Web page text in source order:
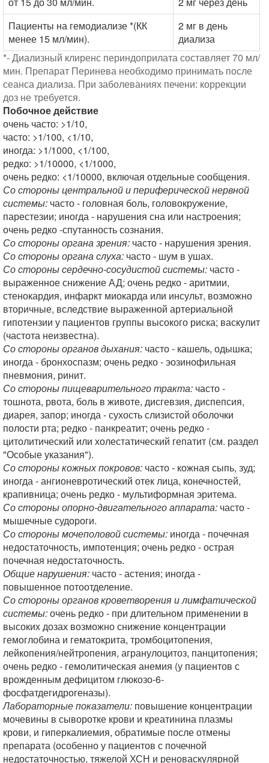
Пациенты на гемодиализе *(КК
менее 15 мл/мин).
2 мг в день
диализа
*- Диализный клиренс периндоприлата составляет 70 мл/
мин. Препарат Перинева необходимо принимать после
сеанса диализа. При заболеваниях печени: коррекции
доз не требуется.
Побочное действие
очень часто: >1/10,
часто: >1/100, <1/10,
иногда: >1/1000, <1/100,
редко: >1/10000, <1/1000,
очень редко: <1/10000, включая отдельные сообщения.
Со стороны центральной и периферической нервной
системы: часто - головная боль, головокружение,
парестезии; иногда - нарушения сна или настроения;
очень редко -спутанность сознания.
Со стороны органа зрения: часто - нарушения зрения.
Со стороны органа слуха: часто - шум в ушах.
Со стороны сердечно-сосудистой системы: часто -
выраженное снижение АД; очень редко - аритмии,
стенокардия, инфаркт миокарда или инсульт, возможно
вторичные, вследствие выраженной артериальной
гипотензии у пациентов группы высокого риска; васкулит
(частота неизвестна).
Со стороны органов дыхания: часто - кашель, одышка;
иногда - бронхоспазм; очень редко - эозинофильная
пневмония, ринит.
Со стороны пищеварительного тракта: часто -
тошнота, рвота, боль в животе, дисгевзия, диспепсия,
диарея, запор; иногда - сухость слизистой оболочки
полости рта; редко - панкреатит; очень редко -
цитолитический или холестатический гепатит (см. раздел
"Особые указания").
Со стороны кожных покровов: часто - кожная сыпь, зуд;
иногда - ангионевротический отек лица, конечностей,
крапивница; очень редко - мультиформная эритема.
Со стороны опорно-двигательного аппарата: часто -
мышечные судороги.
Со стороны мочеполовой системы: иногда - почечная
недостаточность, импотенция; очень редко - острая
почечная недостаточность.
Общие нарушения: часто - астения; иногда -
повышенное потоотделение.
Со стороны органов кроветворения и лимфатической
системы:очень редко - при длительном применении в
высоких дозах возможно снижение концентрации
гемоглобина и гематокрита, тромбоцитопения,
лейкопения/нейтропения, агранулоцитоз, панцитопения;
очень редко - гемолитическая анемия (у пациентов с
врожденным дефицитом глюкозо-6-
фосфатдегидрогеназы).
Лабораторные показатели: повышение концентрации
мочевины в сыворотке крови и креатинина плазмы
крови, и гиперкалиемия, обратимые после отмены
препарата (особенно у пациентов с почечной
недостаточностью, тяжелой ХСН и реноваскулярной